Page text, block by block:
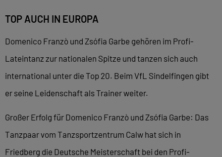
TOP AUCH IN EUROPA
Domenico Franzò und Zsófia Garbe gehören im Profi-
Lateintanz zur nationalen Spitze und tanzen sich auch
international unter die Top 20. Beim VfL Sindelfingen gibt
er seine Leidenschaft als Trainer weiter.
Großer Erfolg für Domenico Franzò und Zsófia Garbe: Das
Tanzpaar vom Tanzsportzentrum Calw hat sich in
Friedberg die Deutsche Meisterschaft bei den Profi-